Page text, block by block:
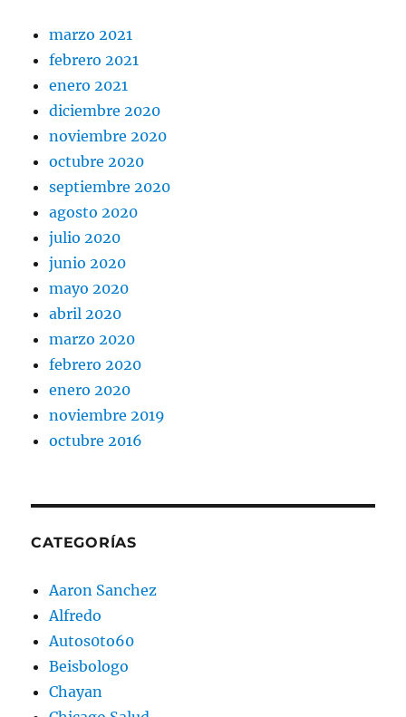
marzo 2021
febrero 2021
enero 2021
diciembre 2020
noviembre 2020
octubre 2020
septiembre 2020
agosto 2020
julio 2020
junio 2020
mayo 2020
abril 2020
marzo 2020
febrero 2020
enero 2020
noviembre 2019
octubre 2016
CATEGORÍAS
Aaron Sanchez
Alfredo
Autos0to60
Beisbologo
Chayan